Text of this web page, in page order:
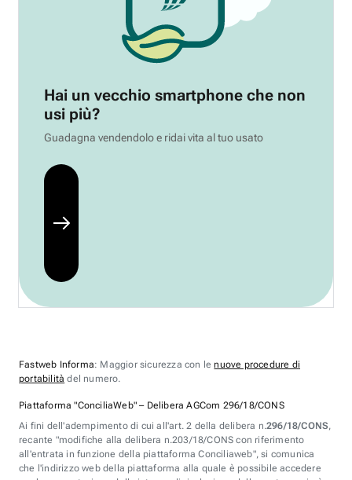
Hai un vecchio smartphone che non
usi più?
Guadagna vendendolo e ridai vita al tuo usato
Fastweb Informa: Maggior sicurezza con lenuove procedure di
portabilità del numero.
Piattaforma "ConciliaWeb" – Delibera AGCom 296/18/CONS
Ai fini dell'adempimento di cui all'art. 2 della delibera n.296/18/CONS,
recante "modifiche alla delibera n.203/18/CONS con riferimento
all'entrata in funzione della piattaforma Conciliaweb", si comunica
che l'indirizzo web della piattaforma alla quale è possibile accedere